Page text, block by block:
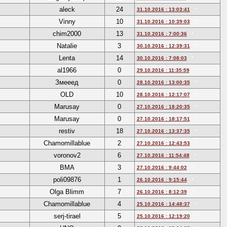
aleck 24 31.10.2016 : 13:03:41
Vinny 10 31.10.2016 : 10:39:03
chim2000 13 31.10.2016 : 7:00:36
Natalie 3 30.10.2016 : 12:39:31
Lenta 14 30.10.2016 : 7:08:03
al1966 0 29.10.2016 : 11:35:59
Змееед 0 28.10.2016 : 13:00:35
OLD 10 28.10.2016 : 12:17:07
Marusay 0 27.10.2016 : 18:20:35
Marusay 0 27.10.2016 : 18:17:51
restiv 18 27.10.2016 : 13:37:35
Chamomillablue 2 27.10.2016 : 12:43:53
voronov2 6 27.10.2016 : 11:54:48
BMA 3 27.10.2016 : 9:44:02
poli09876 1 26.10.2016 : 9:15:44
Olga Blimm 7 26.10.2016 : 8:12:39
Chamomillablue 4 25.10.2016 : 14:48:37
serj-tirael 5 25.10.2016 : 12:19:20